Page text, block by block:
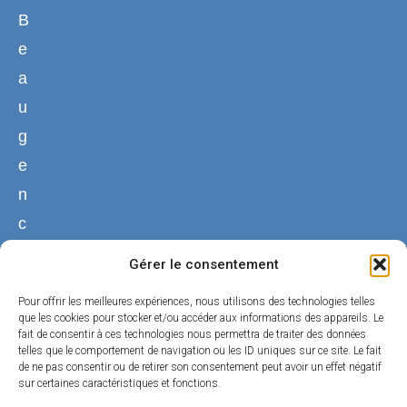
Gérer le consentement
Pour offrir les meilleures expériences, nous utilisons des technologies telles
que les cookies pour stocker et/ou accéder aux informations des appareils. Le
fait de consentir à ces technologies nous permettra de traiter des données
telles que le comportement de navigation ou les ID uniques sur ce site. Le fait
de ne pas consentir ou de retirer son consentement peut avoir un effet négatif
sur certaines caractéristiques et fonctions.
B
e
a
u
g
e
n
c
02
38
44
50
01